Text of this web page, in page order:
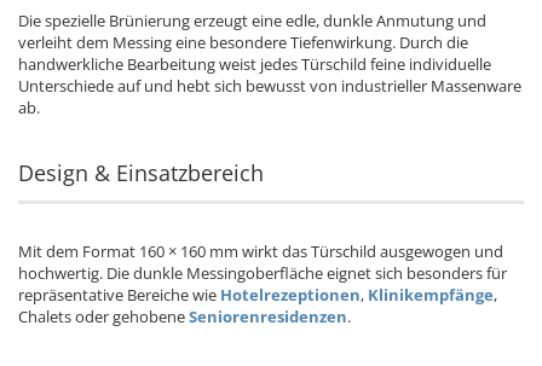
Die spezielle Brünierung erzeugt eine edle, dunkle Anmutung und
verleiht dem Messing eine besondere Tiefenwirkung. Durch die
handwerkliche Bearbeitung weist jedes Türschild feine individuelle
Unterschiede auf und hebt sich bewusst von industrieller Massenware
ab.
Design & Einsatzbereich
Mit dem Format 160 × 160 mm wirkt das Türschild ausgewogen und
hochwertig. Die dunkle Messingoberfläche eignet sich besonders für
repräsentative Bereiche wie Hotelrezeptionen, Klinikempfänge,
Chalets oder gehobeneSeniorenresidenzen.